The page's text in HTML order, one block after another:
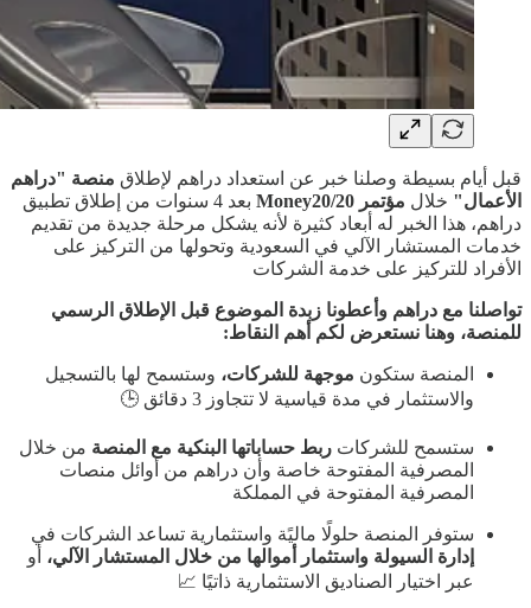
قبل أيام بسيطة وصلنا خبر عن استعداد دراهم لإطلاق منصة "دراهم
الأعمال" خلال مؤتمر Money20/20
بعد 4 سنوات من إطلاق تطبيق
دراهم، هذا الخبر له أبعاد كثيرة لأنه يشكل مرحلة جديدة من تقديم
خدمات المستشار الآلي في السعودية وتحولها من التركيز على
الأفراد للتركيز على خدمة الشركات
تواصلنا مع دراهم وأعطونا زبدة الموضوع قبل الإطلاق الرسمي
للمنصة، وهنا نستعرض لكم أهم النقاط:
المنصة ستكون موجهة للشركات، وستسمح لها بالتسجيل
والاستثمار في مدة قياسية لا تتجاوز 3 دقائق 🕒
ستسمح للشركات ربط حساباتها البنكية مع المنصة من خلال
المصرفية المفتوحة خاصة وأن دراهم من أوائل منصات
المصرفية المفتوحة في المملكة
ستوفر المنصة حلولًا ماليًة واستثمارية تساعد الشركات في
إدارة السيولة واستثمار أموالها من خلال المستشار الآلي، أو
عبر اختيار الصناديق الاستثمارية ذاتيًا 📈